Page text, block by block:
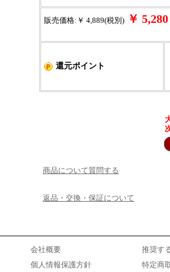
販売価格:￥ 4,889(税別) ￥
還元ポイント
商品について質問する
返品・交換・保証について
会社概要
推奨す
個人情報保護方針
特定商